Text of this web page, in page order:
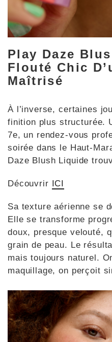
Play Daze
Flouté Chic
Maîtrisé
À l’inverse, certaines
finition plus structurée.
7e, un rendez-vous
soirée dans le Haut-
Daze Blush Liquide
Découvrir ICI
Sa texture aérienne se
Elle se transforme
doux, presque velouté,
grain de peau. Le
mais toujours naturel.
maquillage, on perçoit